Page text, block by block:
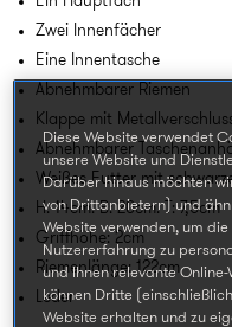
Zwei Innenfächer
Eine Innentasche
Abnehmbarer Riemen
Klappe mit
Abnehmbarer
Weißes Futter mit
H: 14cm. B: 20cm. T: 7,5cm
Griffhöhe: 2cm
Riemenlänge: 122cm
Leder
Diese Website verwendet
unsere Website und
Darüber hinaus möchten
von Drittanbietern) und
Website verwenden, um
Nutzererfahrung zu
und Ihnen relevante
können Dritte
Website erhalten und zu